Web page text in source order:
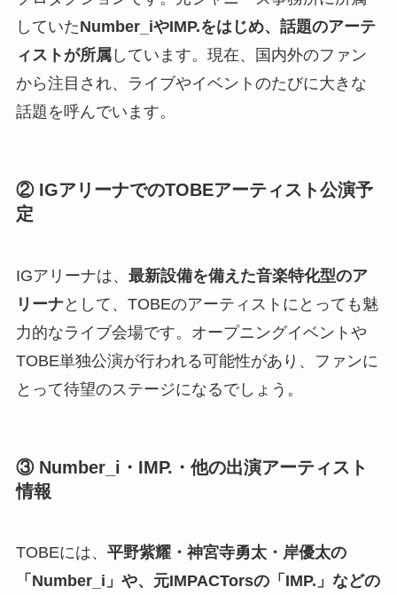
していたNumber_iやIMP.をはじめ、話題のアーテ
ィストが所属しています。現在、国内外のファン
から注目され、ライブやイベントのたびに大きな
話題を呼んでいます。
② IGアリーナでのTOBEアーティスト公演予
定
IGアリーナは、 最新設備を備えた音楽特化型のア
リーナとして、TOBEのアーティストにとっても魅
力的なライブ会場です。オープニングイベントや
TOBE単独公演が行われる可能性があり、ファンに
とって待望のステージになるでしょう。
③ Number_i・IMP.・他の出演アーティスト
情報
TOBEには、 平野紫耀・神宮寺勇太・岸優太の
「Number_i」や、元IMPACTorsの「IMP.」などの